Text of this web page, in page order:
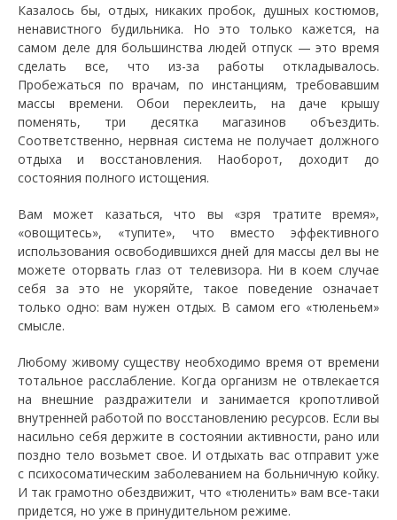
Казалось бы, отдых, никаких пробок, душных костюмов,
ненавистного будильника. Но это только кажется, на
самом деле для большинства людей отпуск — это время
сделать все, что из-за работы откладывалось.
Пробежаться по врачам, по инстанциям, требовавшим
массы времени. Обои переклеить, на даче крышу
поменять, три десятка магазинов объездить.
Соответственно, нервная система не получает должного
отдыха и восстановления. Наоборот, доходит до
состояния полного истощения.
Вам может казаться, что вы «зря тратите время»,
«овощитесь», «тупите», что вместо эффективного
использования освободившихся дней для массы дел вы не
можете оторвать глаз от телевизора. Ни в коем случае
себя за это не укоряйте, такое поведение означает
только одно: вам нужен отдых. В самом его «тюленьем»
смысле.
Любому живому существу необходимо время от времени
тотальное расслабление. Когда организм не отвлекается
на внешние раздражители и занимается кропотливой
внутренней работой по восстановлению ресурсов. Если вы
насильно себя держите в состоянии активности, рано или
поздно тело возьмет свое. И отдыхать вас отправит уже
с психосоматическим заболеванием на больничную койку.
И так грамотно обездвижит, что «тюленить» вам все-таки
придется, но уже в принудительном режиме.